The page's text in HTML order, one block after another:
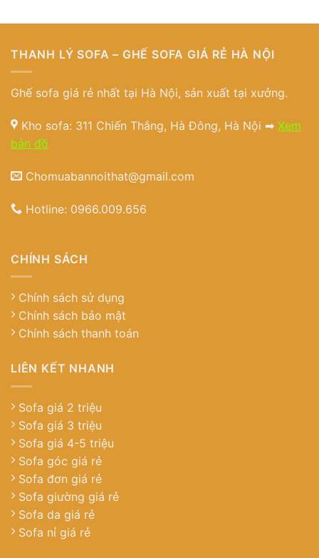
THANH LÝ SOFA – GHẾ SOFA GIÁ RẺ HÀ NỘI
Ghế sofa giá rẻ nhất tại Hà Nội, sản xuất tại xưởng.
Kho sofa: 311 Chiến Thắng, Hà Đông, Hà Nội ➡ Xem
bản đồ
Chomuabannoithat@gmail.com
Hotline: 0966.009.656
CHÍNH SÁCH
Chính sách sử dụng
Chính sách bảo mật
Chính sách thanh toán
LIÊN KẾT NHANH
Sofa giá 2 triệu
Sofa giá 3 triệu
Sofa giá 4-5 triệu
Sofa góc giá rẻ
Sofa đơn giá rẻ
Sofa giường giá rẻ
Sofa da giá rẻ
Sofa nỉ giá rẻ